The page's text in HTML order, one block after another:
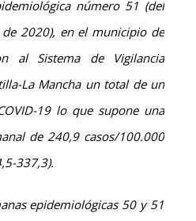
número 51 (del
2020), en el municipio de
al Sistema de Vigilancia
La Mancha un total de un
19 lo que supone una
de 240,9 casos/100.000
337,3).
epidemiológicas 50 y 51